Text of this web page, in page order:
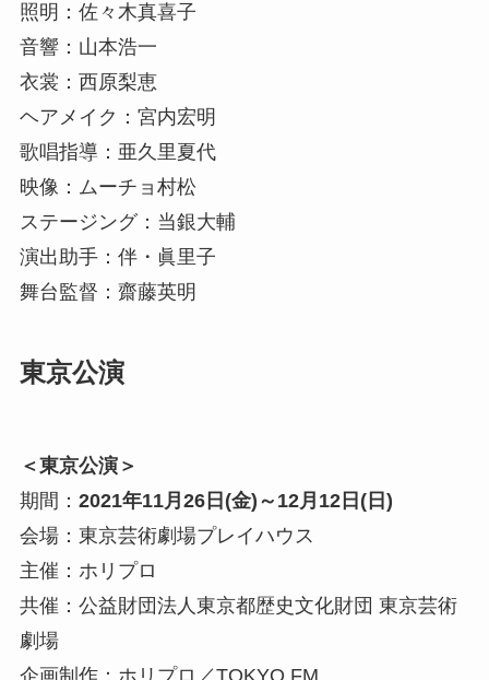
照明：佐々木真喜子
音響：山本浩一
衣裳：西原梨恵
ヘアメイク：宮内宏明
歌唱指導：亜久里夏代
映像：ムーチョ村松
ステージング：当銀大輔
演出助手：伴・眞里子
舞台監督：齋藤英明
東京公演
＜東京公演＞
期間： 2021年11月26日(金)～12月12日(日)
会場：東京芸術劇場プレイハウス
主催：ホリプロ
共催：公益財団法人東京都歴史文化財団 東京芸術
劇場